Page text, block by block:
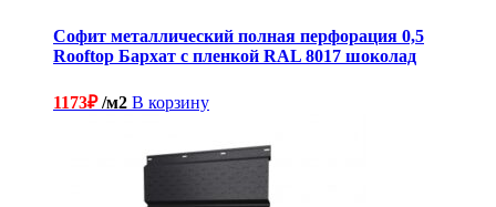
Софит металлический полная перфорация 0,5
Rooftop Бархат с пленкой RAL 8017 шоколад
1173₽/м2 В корзину